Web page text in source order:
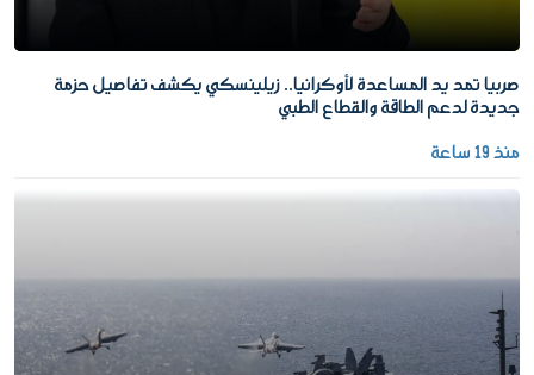
صربيا تمد يد المساعدة لأوكرانيا.. زيلينسكي يكشف تفاصيل حزمة
جديدة لدعم الطاقة والقطاع الطبي
منذ 19 ساعة